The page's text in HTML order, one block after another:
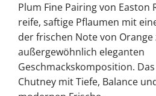
Plum Fine Pairing von Easton
reife, saftige Pflaumen mit
der frischen Note von Orange
außergewöhnlich eleganten
Geschmackskomposition.
Chutney mit Tiefe, Balance